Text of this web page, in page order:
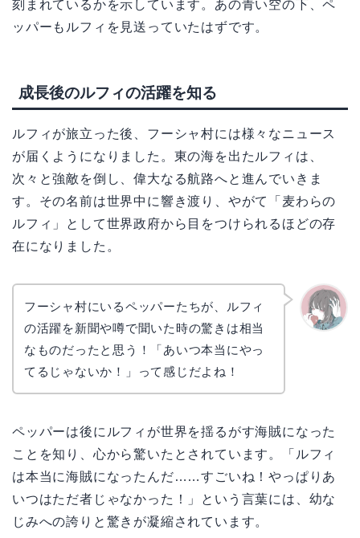
刻まれているかを示しています。あの青い空の下、ペ
ッパーもルフィを見送っていたはずです。
成長後のルフィの活躍を知る
ルフィが旅立った後、フーシャ村には様々なニュース
が届くようになりました。東の海を出たルフィは、
次々と強敵を倒し、偉大なる航路へと進んでいきま
す。その名前は世界中に響き渡り、やがて「麦わらの
ルフィ」として世界政府から目をつけられるほどの存
在になりました。
フーシャ村にいるペッパーたちが、ルフィ
の活躍を新聞や噂で聞いた時の驚きは相当
なものだったと思う！「あいつ本当にやっ
てるじゃないか！」って感じだよね！
ペッパーは後にルフィが世界を揺るがす海賊になった
ことを知り、心から驚いたとされています。「ルフィ
は本当に海賊になったんだ……すごいね！やっぱりあ
いつはただ者じゃなかった！」という言葉には、幼な
じみへの誇りと驚きが凝縮されています。